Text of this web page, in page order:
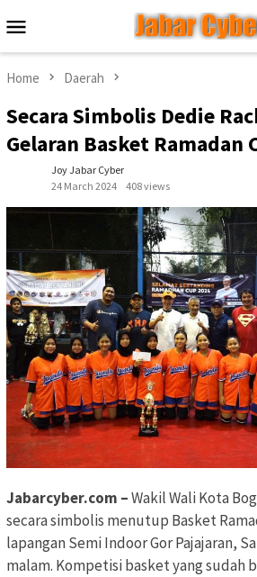
to
contentMenu
Home Daerah
Secara Simbolis Dedie
Gelaran Basket Ramadan
Joy Jabar Cyber
24 March 2024
408 views
Jabarcyber.com –Wakil Wali Kota
secara simbolis menutup Basket
lapangan Semi Indoor Gor Pajajaran,
malam. Kompetisi basket yang sudah